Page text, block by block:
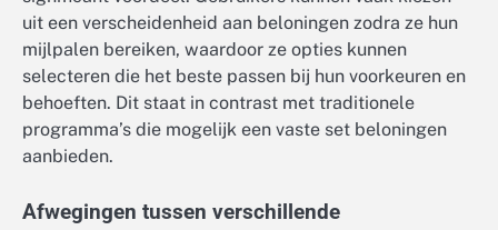
uit een verscheidenheid aan beloningen zodra ze hun
mijlpalen bereiken, waardoor ze opties kunnen
selecteren die het beste passen bij hun voorkeuren en
behoeften. Dit staat in contrast met traditionele
programma’s die mogelijk een vaste set beloningen
aanbieden.
Afwegingen tussen verschillende